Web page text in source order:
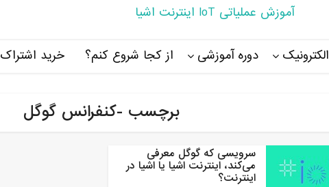
آموزش عملیاتی IoT اینترنت اشیا
الکترونیک دوره آموزشی از کجا شروع کنم؟ خرید اشتراک
برچسب -کنفرانس گوگل
سرویسی که گوگل معرفی
می‌کند، اینترنت اشیا یا اشیا در
اینترنت؟